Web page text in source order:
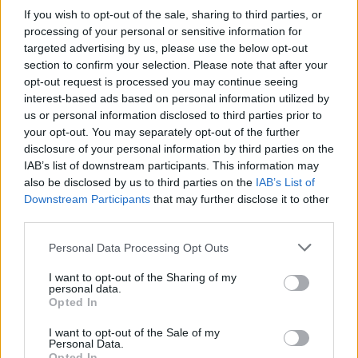
If you wish to opt-out of the sale, sharing to third parties, or
processing of your personal or sensitive information for
targeted advertising by us, please use the below opt-out
section to confirm your selection. Please note that after your
opt-out request is processed you may continue seeing
interest-based ads based on personal information utilized by
us or personal information disclosed to third parties prior to
your opt-out. You may separately opt-out of the further
disclosure of your personal information by third parties on the
IAB’s list of downstream participants. This information may
also be disclosed by us to third parties on the IAB’s List of
Downstream Participants that may further disclose it to other
Personal Data Processing Opt Outs
I want to opt-out of the Sharing of my
personal data.
Opted In
I want to opt-out of the Sale of my
Personal Data.
i kara” Fiodora Dostojewskiego. Dzieło to jest
studium psychiki człowieka, który popełnił
morderstwo i żył dręczony wyrzutami
sumienia. PoczątkowoRaskolnikowsądził, że
zabijając lichwiarkę siekierą uczynił świat
lepszym, a jego wina nie zasługuje na karę.
Jednak wyrzuty sumienia oraz jego ukochana
Sonia uświadomiły mu, że dopuścił się
winy i odbył swoją karę. Dzięki temu opuściły
go wyrzuty sumienia, dręczące mężczyznę
każdego dnia od czasu popełnienia zbrodni.